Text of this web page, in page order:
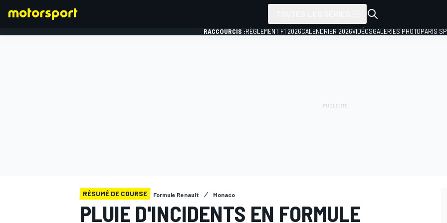
RACCOURCIS :RÈGLEMENT F1 2026CALENDRIER 2026VIDÉOSGALERIES PHOTOPARIS
RÉSUMÉ DE COURSE Formule Renault Monaco
PLUIE D'INCIDENTS EN FORMULE